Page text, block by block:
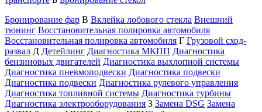
Бронирование фар В Вклейка лобового стекла Внешний
тюнинг Восстановительная полировка автомобиля
Восстановительная полировка автомобиля Г Грузовой сход-
развал Д Детейлинг Диагностика МКПП Диагностика
бензиновых двигателей Диагностика выхлопной системы
Диагностика пневмоподвески Диагностика подвески
Диагностика подвески Диагностика рулевого управления
Диагностика топливной системы Диагностика турбины
Диагностика электрооборудования З Замена DSG Замена